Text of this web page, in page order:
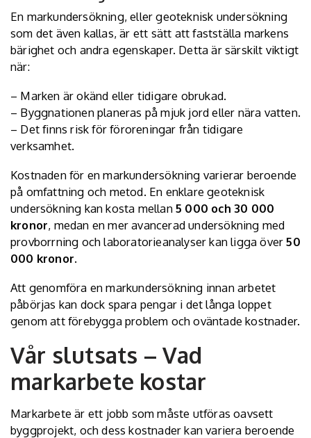
En markundersökning, ellergeoteknisk undersökning
som det även kallas, är ett sätt att fastställa markens
bärighet och andra egenskaper. Detta är särskilt viktigt
när:
– Marken är okänd eller tidigare obrukad.
– Byggnationen planeras på mjuk jord eller nära vatten.
– Det finns risk för föroreningar från tidigare
verksamhet.
Kostnaden för en markundersökning varierar beroende
på omfattning och metod. En enklare geoteknisk
undersökning kan kosta mellan5 000 och 30 000
kronor, medan en mer avancerad undersökning med
provborrning och laboratorieanalyser kan ligga över50
000 kronor.
Att genomföra en markundersökning innan arbetet
påbörjas kan dock spara pengar i det långa loppet
genom att förebygga problem och oväntade kostnader.
Vår slutsats – Vad
markarbete kostar
Markarbete är ett jobb som måste utföras oavsett
byggprojekt, och dess kostnader kan variera beroende